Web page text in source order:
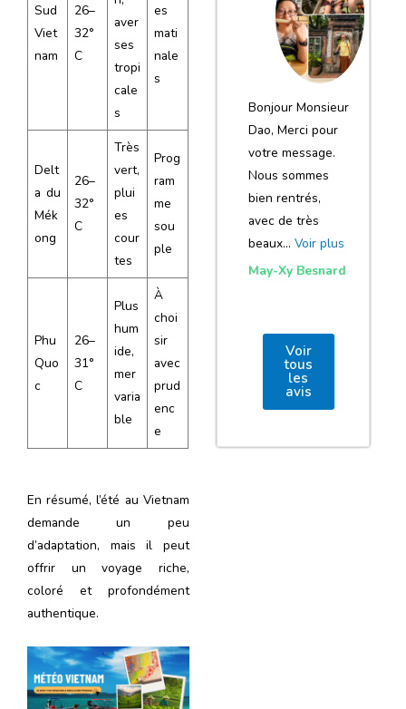
Sud
Viet
nam
26–
32°
C
aver
ses
tropi
cale
s
es
mati
nale
s
Delt
a du
Mék
ong
26–
32°
C
Très
vert,
plui
es
cour
tes
Prog
ram
me
sou
ple
Phu
Quo
c
26–
31°
C
Plus
hum
ide,
mer
varia
ble
À
choi
sir
avec
prud
enc
e
En résumé, l’été au Vietnam
demande un peu
d’adaptation, mais il peut
offrir un voyage riche,
coloré et profondément
authentique.
notre voyage
et de votre
agence
Bonjour Monsieur
Dao, Merci pour
votre message.
Nous sommes
bien rentrés,
avec de très
beaux… Voir plus
May-Xy Besnard
Voir
tous
les
avis